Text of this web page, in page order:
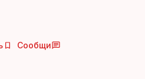
Сообщи